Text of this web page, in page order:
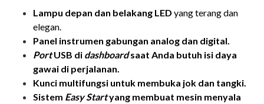
Lampu depan dan belakang LED yang terang dan
elegan.
Panel instrumen gabungan analog dan digital.
PortUSB di dashboardsaat Anda butuh isi daya
gawai di perjalanan.
Kunci multifungsi untuk membuka jok dan tangki.
Sistem Easy Startyang membuat mesin menyala